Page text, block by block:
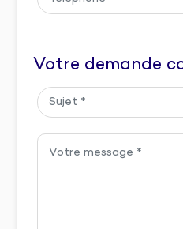
Votre demande